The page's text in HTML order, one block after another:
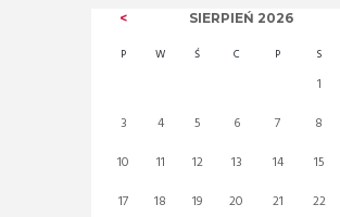
SIERPIEŃ 2026
P W Ś C P S
1
3
4 5 6 7 8
10
11 12 13 14 15
17
18 19 20 21 22